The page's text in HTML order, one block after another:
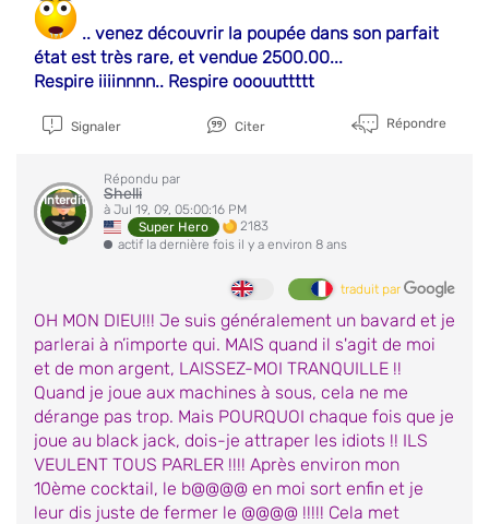
.. venez découvrir la poupée dans son parfait
état est très rare, et vendue 2500.00...
Respire iiiinnnn.. Respire ooouuttttt
Signaler Citer Répondre
Interdit
Répondu par
Shelli
à Jul 19, 09, 05:00:16 PM
Super Hero
2183
actif la dernière fois il y a environ 8 ans
traduit par
OH MON DIEU!!! Je suis généralement un bavard et je
parlerai à n’importe qui. MAIS quand il s'agit de moi
et de mon argent, LAISSEZ-MOI TRANQUILLE !!
Quand je joue aux machines à sous, cela ne me
dérange pas trop. Mais POURQUOI chaque fois que je
joue au black jack, dois-je attraper les idiots !! ILS
VEULENT TOUS PARLER !!!! Après environ mon
10ème cocktail, le b@@@@ en moi sort enfin et je
leur dis juste de fermer le @@@@ !!!!! Cela met